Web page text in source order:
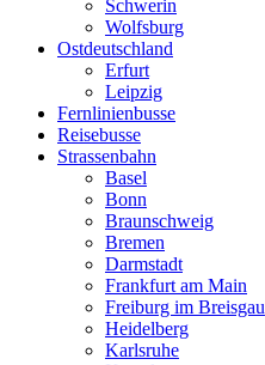
Schwerin
Wolfsburg
Ostdeutschland
Erfurt
Leipzig
Fernlinienbusse
Reisebusse
Strassenbahn
Basel
Bonn
Braunschweig
Bremen
Darmstadt
Frankfurt am Main
Freiburg im Breisgau
Heidelberg
Karlsruhe